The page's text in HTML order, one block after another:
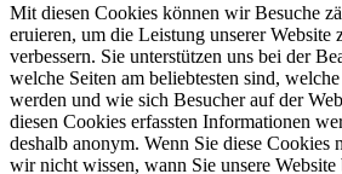
Mit diesen Cookies können wir Besuche
eruieren, um die Leistung unserer Website
verbessern. Sie unterstützen uns bei der
welche Seiten am belieb­testen sind,
werden und wie sich Besucher auf der
diesen Cookies erfassten Informa­tionen
deshalb anonym. Wenn Sie diese Cookies
wir nicht wissen, wann Sie unsere Website